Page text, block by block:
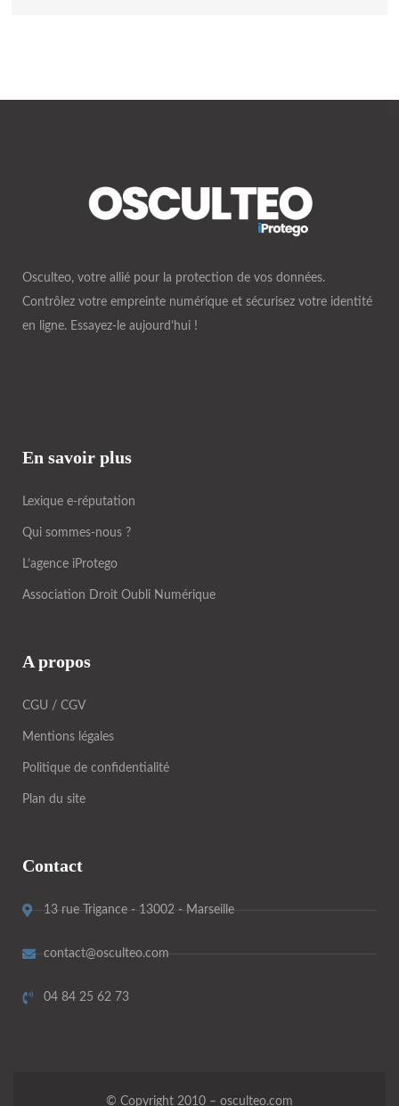
Osculteo, votre allié pour la protection de vos données.
Contrôlez votre empreinte numérique et sécurisez votre identité
en ligne. Essayez-le aujourd’hui !
En savoir plus
Lexique e-réputation
Qui sommes-nous ?
L’agence iProtego
Association Droit Oubli Numérique
A propos
CGU / CGV
Mentions légales
Politique de confidentialité
Plan du site
Contact
13 rue Trigance - 13002 - Marseille
contact@osculteo.com
04 84 25 62 73
© Copyright 2010 – osculteo.com